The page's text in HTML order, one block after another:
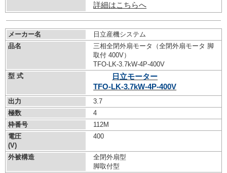
詳細はこちらへ
メーカー名
日立産機システム
品名
三相全閉外扇モータ（全閉外扇モータ 脚
取付 400V）
TFO-LK-3.7kW-4P-400V
型 式
日立モーター
TFO-LK-3.7kW-4P-400V
出力
3.7
極数
4
枠番号
112M
電圧
(V)
400
外被構造
全閉外扇型
脚取付型